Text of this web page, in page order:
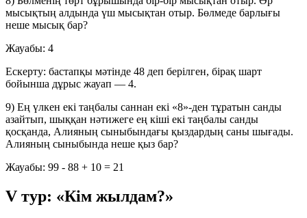
мысықтың алдында үш мысықтан отыр. Бөлмеде барлығы
неше мысық бар?
Жауабы: 4
Ескерту: бастапқы мәтінде 48 деп берілген, бірақ шарт
бойынша дұрыс жауап — 4.
9) Ең үлкен екі таңбалы саннан екі «8»-ден тұратын санды
азайтып, шыққан нәтижеге ең кіші екі таңбалы санды
қосқанда, Алияның сыныбындағы қыздардың саны шығады.
Алияның сыныбында неше қыз бар?
Жауабы: 99 - 88 + 10 = 21
V тур: «Кім жылдам?»